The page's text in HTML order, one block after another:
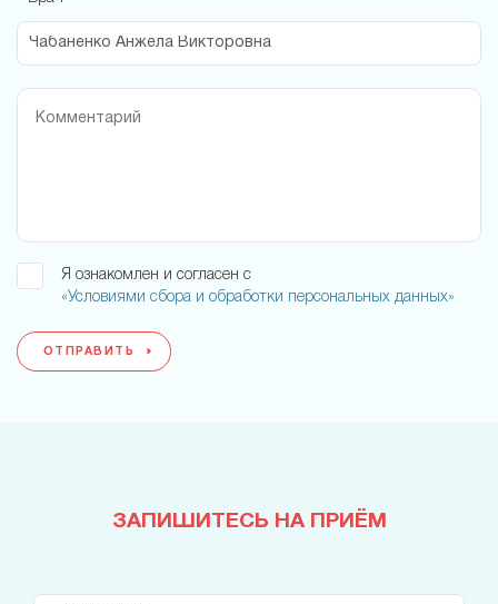
Я ознакомлен и согласен с
«Условиями сбора и обработки персональных данных»
ОТПРАВИТЬ
ЗАПИШИТЕСЬ НА ПРИЁМ